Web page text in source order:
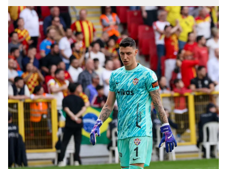
Çerezlere ilişkin tercihlerinizi aşağıda yer alan panel
vasıtasıyla belirleyebilirsiniz. Çerezlere ilişkin detaylı bilgi
için Ayarlar butonuna tıklayabilir,Çerez Bilgilendirme
Metnimizi
ziyaret edebilirsiniz.
6698 sayılı Kişisel Verilerin Korunması Kanunu uyarınca
hazırlanmış Aydınlatma Metnimizi okumak ve sitemizde
ilgili mevzuata uygun olarak kullanılan çerezlerle ilgili bilgi
almak için lütfen tıklayınız.